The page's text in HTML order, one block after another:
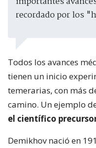
recordado por los
Todos los avances
tienen un inicio
temerarias, con más
camino. Un ejemplo
el científico
Demikhov nació en